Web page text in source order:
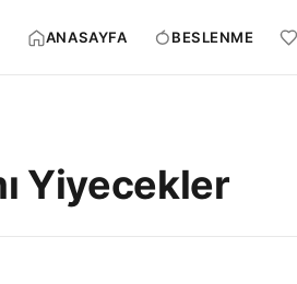
ANASAYFA BESLENME
Yiyecekler